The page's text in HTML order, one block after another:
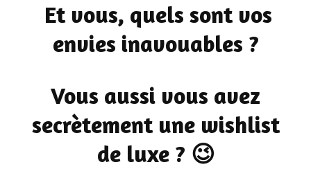
Et vous, quels sont vos
envies inavouables ?
Vous aussi vous avez
secrètement une wishlist
de luxe ? 😉